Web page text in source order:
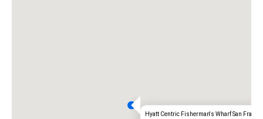
Hyatt Centric Fisherman's Wharf San